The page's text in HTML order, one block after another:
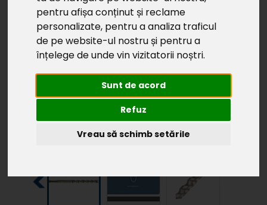
pentru afișa conținut și reclame
personalizate, pentru a analiza traficul
de pe website-ul nostru și pentru a
înțelege de unde vin vizitatorii noștri.
Sunt de acord
Refuz
Vreau să schimb setările